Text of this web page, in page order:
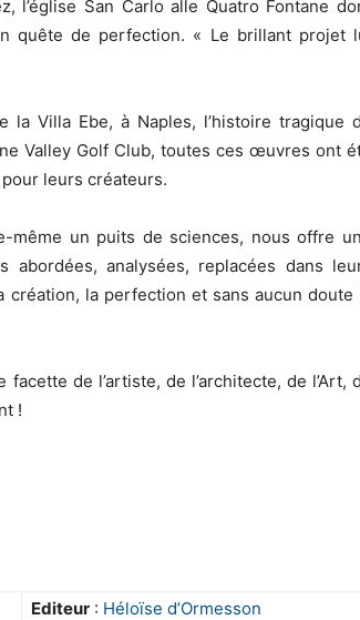
l’église San Carlo alle Quatro Fontane
quête de perfection. « Le brillant projet
Villa Ebe, à Naples, l’histoire tragique
Valley Golf Club, toutes ces œuvres ont
leurs créateurs.
même un puits de sciences, nous offre
analysées, replacées dans
création, la perfection et sans aucun doute
de l’artiste, de l’architecte, de l’Art,
!
Editeur : Héloïse d’Ormesson